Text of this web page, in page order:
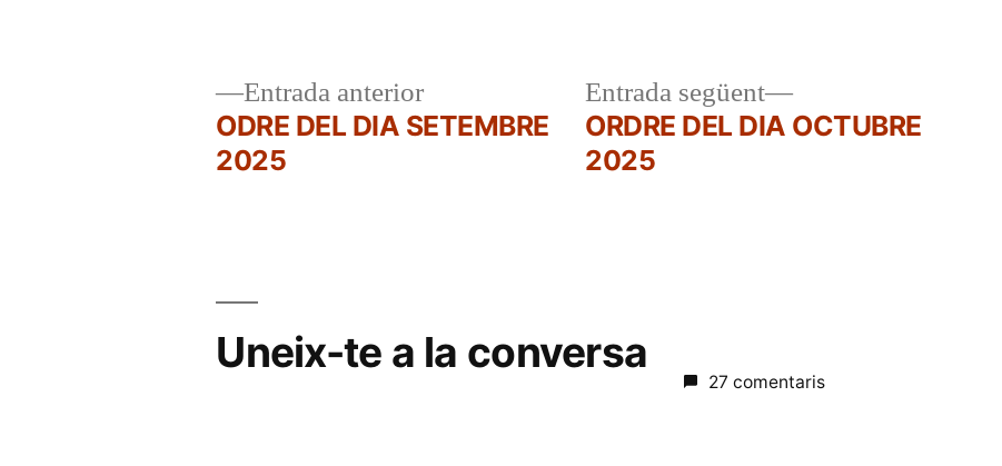
Navegació
Entrada anteriorEntrada
anterior:
ODRE DEL DIA SETEMBRE
2025
Entrada següent
Entrada
següent:
ORDRE DEL DIA OCTUBRE
2025
Uneix-te a la conversa
27 comentaris